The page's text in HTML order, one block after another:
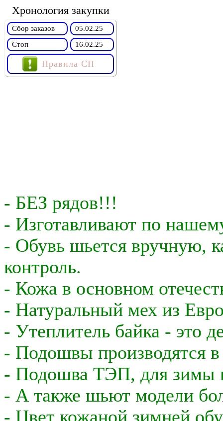
Хронология закупки
Сбор заказов
05.02.25
Стоп
16.02.25
Правила СП
- БЕЗ рядов!!!
- Изготавливают по
- Обувь шьется вручную,
контроль.
- Кожа в основном
- Натуральный мех из
- Утеплитель байка - это
- Подошвы производятся
- Подошва ТЭП, для зимы
- А также шьют модели
- Цвет кожаной зимней